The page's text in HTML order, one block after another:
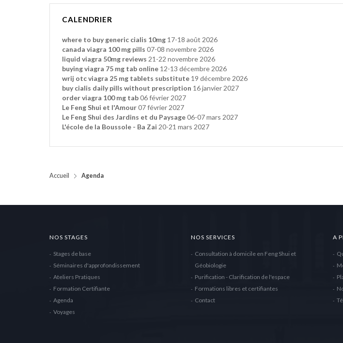
CALENDRIER
where to buy generic cialis 10mg 17-18 août 2026
canada viagra 100 mg pills 07-08 novembre 2026
liquid viagra 50mg reviews 21-22 novembre 2026
buying viagra 75 mg tab online 12-13 décembre 2026
wrij otc viagra 25 mg tablets substitute 19 décembre 2026
buy cialis daily pills without prescription 16 janvier 2027
order viagra 100 mg tab06 février 2027
Le Feng Shui et l'Amour07 février 2027
Le Feng Shui des Jardins et du Paysage06-07 mars 2027
L'école de la Boussole - Ba Zai 20-21 mars 2027
Accueil Agenda
NOS STAGES
Stages de base
Séminaires d'approfondissement
Ateliers Pratiques
Formation Certifiante
Agenda
Voyages
NOS SERVICES
Consultation à domicile en Feng Shui et
Géobiologie
Purification - Clarification de l'espace
Formations libres et certifiantes
Contact
A